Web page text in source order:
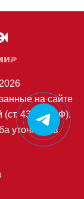
на сайте
(ст. 435 ГК РФ).
уточнять в